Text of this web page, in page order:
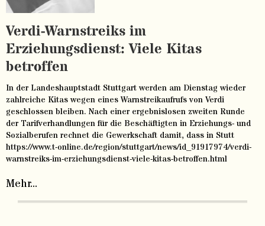
Verdi-Warnstreiks im
Erziehungsdienst: Viele Kitas
betroffen
In der Landeshauptstadt Stuttgart werden am Dienstag wieder
zahlreiche Kitas wegen eines Warnstreikaufrufs von Verdi
geschlossen bleiben. Nach einer ergebnislosen zweiten Runde
der Tarifverhandlungen für die Beschäftigten in Erziehungs- und
Sozialberufen rechnet die Gewerkschaft damit, dass in Stutt
https://www.t-online.de/region/stuttgart/news/id_91917974/verdi-
warnstreiks-im-erziehungsdienst-viele-kitas-betroffen.html
Mehr...